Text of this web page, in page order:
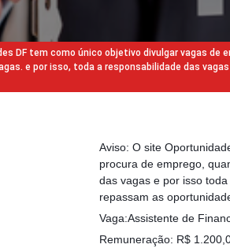
DF tem como único objetivo divulgar vagas
e por isso, toda a responsabilidade das
Aviso: O site
procura de emprego,
das vagas e por isso
repassam as
Vaga:Assistente de
Remuneração: R$